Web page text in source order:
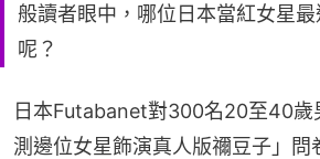
般讀者眼中，哪位日本當紅女星
呢？
日本Futabanet對300名20至40歲
測邊位女星飾演真人版禰豆子」問